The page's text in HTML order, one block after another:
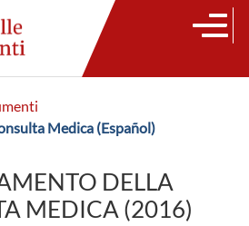
Medica (Español)
DELLA
MEDICA (2016)